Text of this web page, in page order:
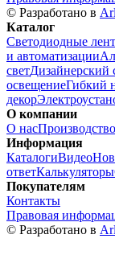
© Разработано в
Каталог
Светодиодные
и автоматизации
светДизайнерский
освещениеГибкий
декор
О компании
О насПроизводство
Информация
КаталогиВидео
ответКалькуляторы
Покупателям
Контакты
Правовая
© Разработано в